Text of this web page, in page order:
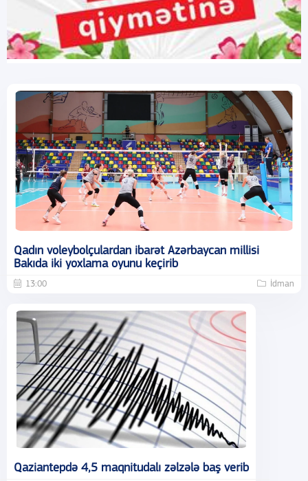
Qadın voleybolçulardan ibarət Azərbaycan millisi
Bakıda iki yoxlama oyunu keçirib
13:00 İdman
Qaziantepdə 4,5 maqnitudalı zəlzələ baş verib